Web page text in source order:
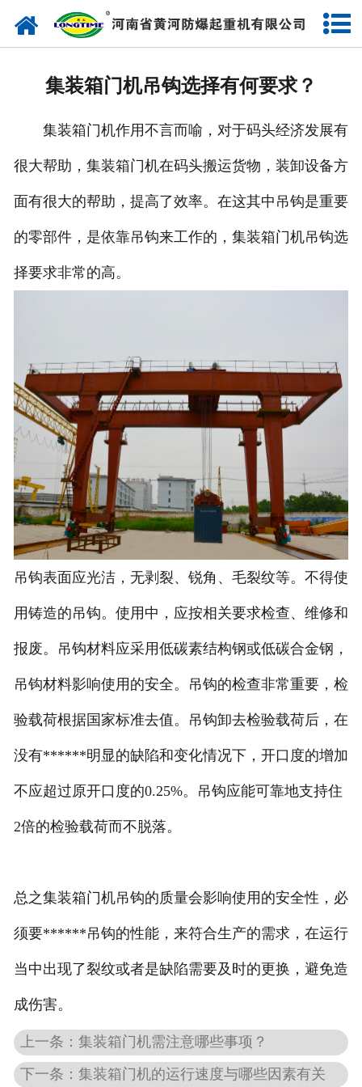
网站首页
企业实力
集装箱门机吊钩选择有何要求？
集装箱门机作用不言而喻，对于码头经济发展有
很大帮助，集装箱门机在码头搬运货物，装卸设备方
面有很大的帮助，提高了效率。在这其中吊钩是重要
的零部件，是依靠吊钩来工作的，集装箱门机吊钩选
择要求非常的高。
吊钩表面应光洁，无剥裂、锐角、毛裂纹等。不得使
用铸造的吊钩。使用中，应按相关要求检查、维修和
报废。吊钩材料应采用低碳素结构钢或低碳合金钢，
吊钩材料影响使用的安全。吊钩的检查非常重要，检
验载荷根据国家标准去值。吊钩卸去检验载荷后，在
没有******明显的缺陷和变化情况下，开口度的增加
不应超过原开口度的0.25%。吊钩应能可靠地支持住
2倍的检验载荷而不脱落。
总之集装箱门机吊钩的质量会影响使用的安全性，必
须要******吊钩的性能，来符合生产的需求，在运行
当中出现了裂纹或者是缺陷需要及时的更换，避免造
成伤害。
上一条：集装箱门机需注意哪些事项？
下一条：集装箱门机的运行速度与哪些因素有关